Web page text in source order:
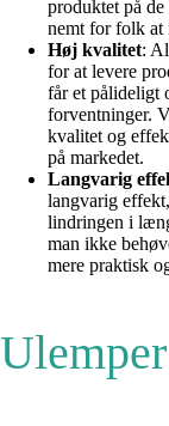
produktet på
nemt for folk at
Høj kvalitet:
for at levere
får et pålideligt
forventninger.
kvalitet og
på markedet.
Langvarig
langvarig
lindringen i
man ikke
mere praktisk
Ulemper